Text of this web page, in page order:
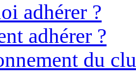
adhérer ?
adhérer ?
du